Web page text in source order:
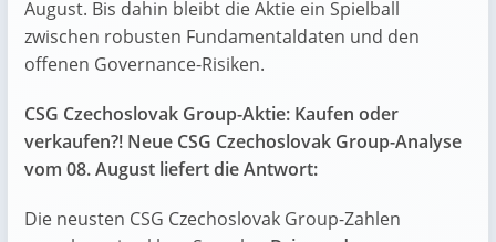
August. Bis dahin bleibt die Aktie ein Spielball
zwischen robusten Fundamentaldaten und den
offenen Governance-Risiken.
CSG Czechoslovak Group-Aktie: Kaufen oder
verkaufen?! Neue CSG Czechoslovak Group-Analyse
vom 08. August liefert die Antwort:
Die neusten CSG Czechoslovak Group-Zahlen